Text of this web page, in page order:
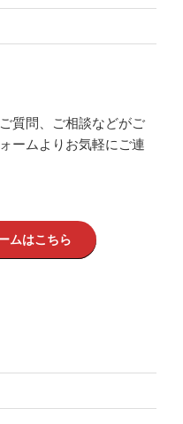
質問、ご相談などがご
ームよりお気軽にご連
ムはこちら